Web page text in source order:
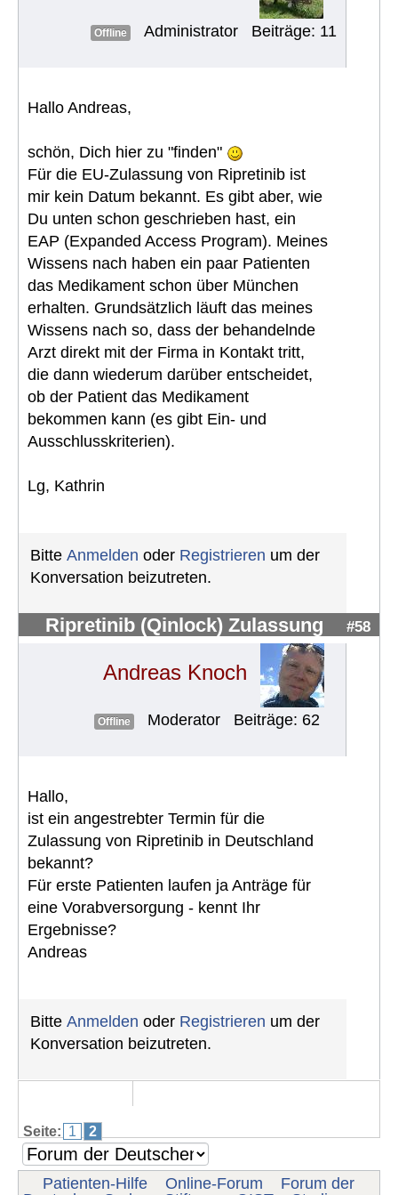
Offline Administrator Beiträge: 11
Hallo Andreas,
schön, Dich hier zu "finden"
Für die EU-Zulassung von Ripretinib ist
mir kein Datum bekannt. Es gibt aber, wie
Du unten schon geschrieben hast, ein
EAP (Expanded Access Program). Meines
Wissens nach haben ein paar Patienten
das Medikament schon über München
erhalten. Grundsätzlich läuft das meines
Wissens nach so, dass der behandelnde
Arzt direkt mit der Firma in Kontakt tritt,
die dann wiederum darüber entscheidet,
ob der Patient das Medikament
bekommen kann (es gibt Ein- und
Ausschlusskriterien).
Lg, Kathrin
Bitte Anmelden oder Registrieren um der
Konversation beizutreten.
Ripretinib (Qinlock) Zulassung #58
Andreas Knoch
Offline Moderator Beiträge: 62
Hallo,
ist ein angestrebter Termin für die
Zulassung von Ripretinib in Deutschland
bekannt?
Für erste Patienten laufen ja Anträge für
eine Vorabversorgung - kennt Ihr
Ergebnisse?
Andreas
Bitte Anmelden oder Registrieren um der
Konversation beizutreten.
Seite: 1 2
Patienten-Hilfe Online-Forum
Forum der